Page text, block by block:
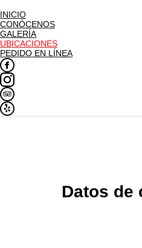
INICIO
CONÓCENOS
GALERÍA
UBICACIONES
PEDIDO EN LÍNEA
Datos de